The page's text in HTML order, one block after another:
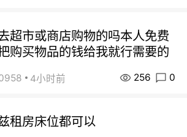
超市或商店购物的吗本人免费
购买物品的钱给我就行需要的
4小时前 256 0
租房床位都可以